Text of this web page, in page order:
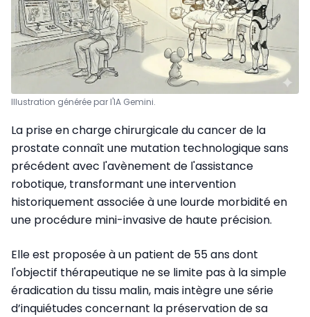
Illustration générée par l'IA Gemini.
La prise en charge chirurgicale du cancer de la
prostate connaît une mutation technologique sans
précédent avec l'avènement de l'assistance
robotique, transformant une intervention
historiquement associée à une lourde morbidité en
une procédure mini-invasive de haute précision.
Elle est proposée à un patient de 55 ans dont
l'objectif thérapeutique ne se limite pas à la simple
éradication du tissu malin, mais intègre une série
d’inquiétudes concernant la préservation de sa